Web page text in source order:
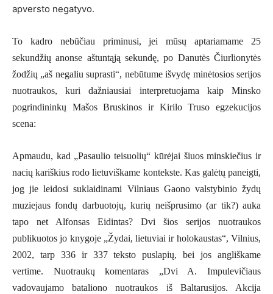
apversto negatyvo.
To kadro nebūčiau priminusi, jei mūsų aptariamame 25
sekundžių anonse aštuntąją sekundę, po Danutės Čiurlionytės
žodžių „aš negaliu suprasti“, nebūtume išvydę minėtosios serijos
nuotraukos, kuri dažniausiai interpretuojama kaip Minsko
pogrindininkų Mašos Bruskinos ir Kirilo Truso egzekucijos
scena:
Apmaudu, kad „Pasaulio teisuolių“ kūrėjai šiuos minskiečius ir
nacių kariškius rodo lietuviškame kontekste. Kas galėtų paneigti,
jog jie leidosi suklaidinami Vilniaus Gaono valstybinio žydų
muziejaus fondų darbuotojų, kurių neišprusimo (ar tik?) auka
tapo net Alfonsas Eidintas? Dvi šios serijos nuotraukos
publikuotos jo knygoje „Žydai, lietuviai ir holokaustas“, Vilnius,
2002, tarp 336 ir 337 teksto puslapių, bei jos angliškame
vertime. Nuotraukų komentaras „Dvi A. Impulevičiaus
vadovaujamo bataliono nuotraukos iš Baltarusijos. Akcija